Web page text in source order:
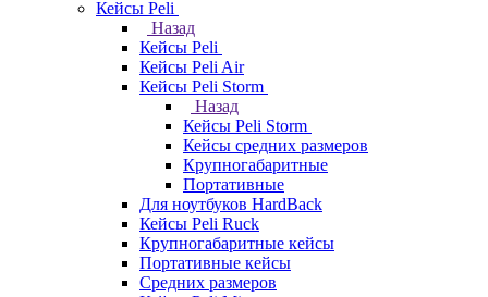
Кейсы Peli
Назад
Кейсы Peli
Кейсы Peli Air
Кейсы Peli Storm
Назад
Кейсы Peli Storm
Кейсы средних размеров
Крупногабаритные
Портативные
Для ноутбуков HardBack
Кейсы Peli Ruck
Крупногабаритные кейсы
Портативные кейсы
Средних размеров